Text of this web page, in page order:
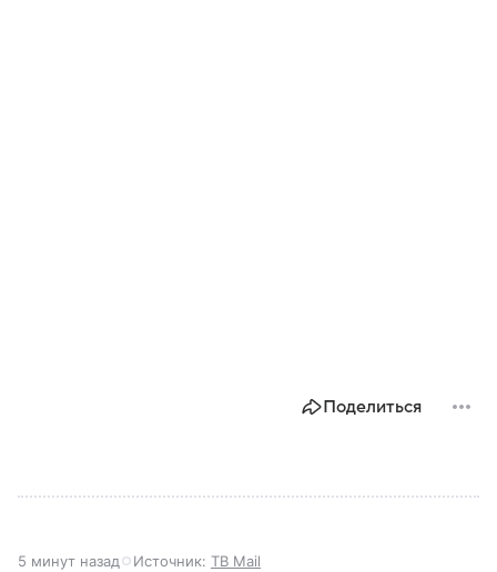
Поделиться
5 минут назад Источник: ТВ Mail